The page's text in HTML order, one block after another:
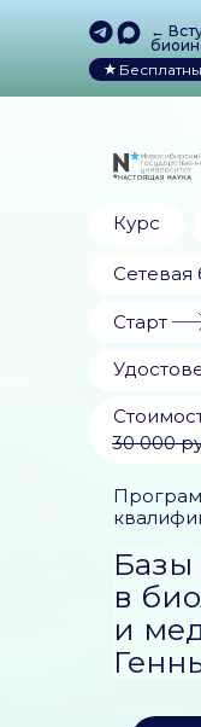
←
в
и
Курс
Сетевая
Старт
30 000